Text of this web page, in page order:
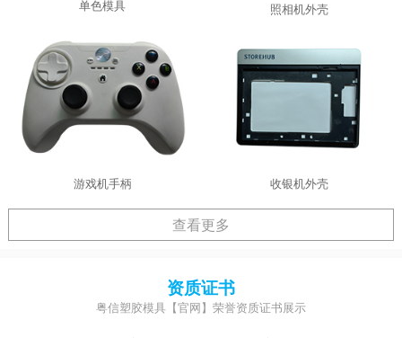
单色模具 照相机外壳
游戏机手柄 收银机外壳
查看更多
资质证书
粤信塑胶模具【官网】荣誉资质证书展示